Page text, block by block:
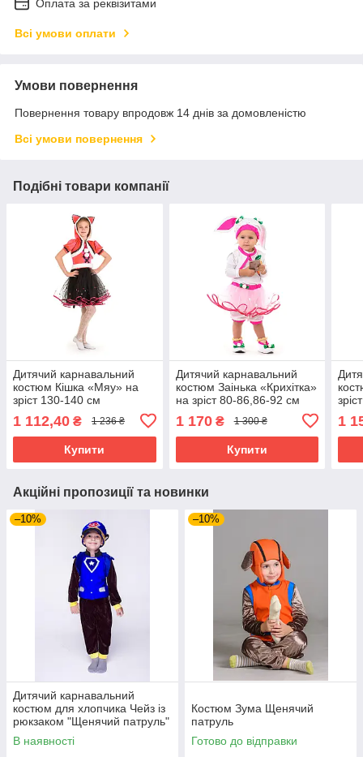
Оплата за реквізитами
Всі умови оплати
Умови повернення
Повернення товару впродовж 14 днів за домовленістю
Всі умови повернення
Подібні товари компанії
Дитячий карнавальний
костюм Кішка «Мяу» на
зріст 130-140 см
1 112,40 ₴ 1 236 ₴
Купити
Дитячий карнавальний
костюм Заінька «Крихітка»
на зріст 80-86,86-92 см
1 170₴ 1 300 ₴
Купити
1
Акційні пропозиції та новинки
–10%
Дитячий карнавальний
костюм для хлопчика Чейз із
рюкзаком "Щенячий патруль"
115-125 см, коричневий
В наявності
–10%
Костюм Зума Щенячий
патруль
Готово до відправки